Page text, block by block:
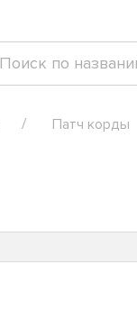
Патч корды